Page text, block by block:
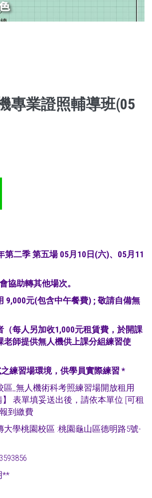
專業證照輔導班(05
第二季 第五場 05月10日(六)、05月11
協助轉其他場次。
9,000元(包含中午餐費) ; 敬請自備無
（每人另加收1,000元租賃費，於開課
老師提供無人機供上課分組練習使
練習場環境，供學員實際練習 *
_無人機術科考照練習場開放租用
】 表單填妥送出後，請依本單位 [可租
到繳費
大學桃園校區 :桃園龜山區德明路5號-
**